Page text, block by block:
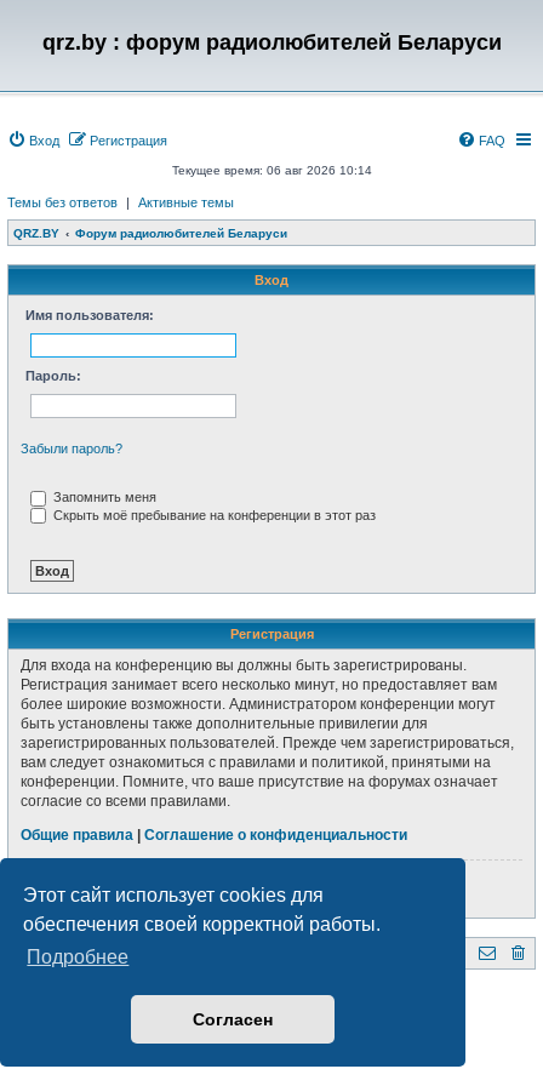
Этот сайт использует cookies для
обеспечения своей корректной работы.
Подробнее
Согласен
qrz.by : форум радиолюбителей Беларуси
Вход Регистрация FAQ
Текущее время: 06 авг 2026 10:14
Темы без ответов | Активные темы
QRZ.BY Форум радиолюбителей Беларуси
Вход
Имя пользователя:
Пароль:
Забыли пароль?
Запомнить меня
Скрыть моё пребывание на конференции в этот раз
Регистрация
Для входа на конференцию вы должны быть зарегистрированы.
Регистрация занимает всего несколько минут, но предоставляет вам
более широкие возможности. Администратором конференции могут
быть установлены также дополнительные привилегии для
зарегистрированных пользователей. Прежде чем зарегистрироваться,
вам следует ознакомиться с правилами и политикой, принятыми на
конференции. Помните, что ваше присутствие на форумах означает
согласие со всеми правилами.
Общие правила
Соглашение о конфиденциальности
Регистрация
QRZ.BY Форум радиолюбителей Беларуси
Русская поддержка phpBB
Конфиденциальность|Правила